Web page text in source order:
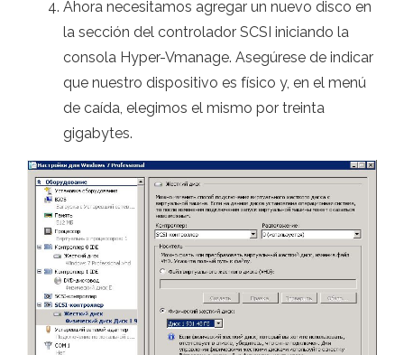
Ahora necesitamos agregar un nuevo disco en
la sección del controlador SCSI iniciando la
consola Hyper-Vmanage. Asegúrese de indicar
que nuestro dispositivo es físico y, en el menú
de caída, elegimos el mismo por treinta
gigabytes.